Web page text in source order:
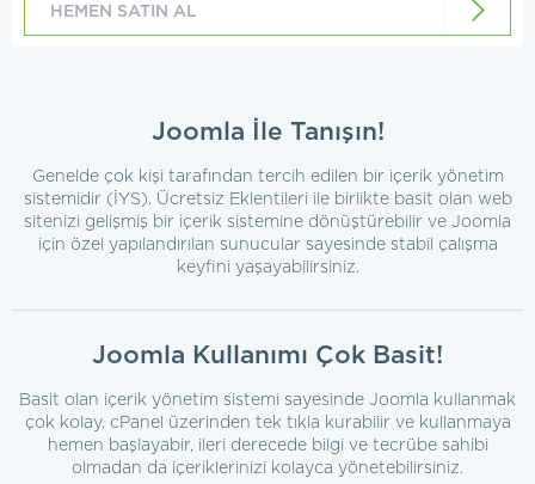
HEMEN SATIN AL
Joomla İle Tanışın!
Genelde çok kişi tarafından tercih edilen bir içerik yönetim
sistemidir (İYS). Ücretsiz Eklentileri ile birlikte basit olan web
sitenizi gelişmiş bir içerik sistemine dönüştürebilir ve Joomla
için özel yapılandırılan sunucular sayesinde stabil çalışma
keyfini yaşayabilirsiniz.
Joomla Kullanımı Çok Basit!
Basit olan içerik yönetim sistemi sayesinde Joomla kullanmak
çok kolay. cPanel üzerinden tek tıkla kurabilir ve kullanmaya
hemen başlayabir, ileri derecede bilgi ve tecrübe sahibi
olmadan da içeriklerinizi kolayca yönetebilirsiniz.